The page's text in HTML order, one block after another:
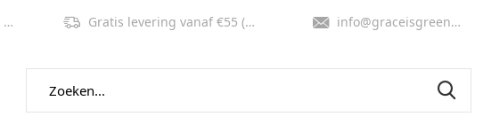
Gratis levering vanaf €55 (NL, BE) info@graceisgreen.com